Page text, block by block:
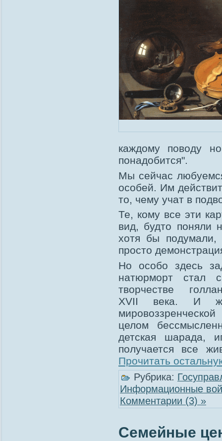
каждому поводу
понадобится".
Мы сейчас
особей. Им
то, чему учат в
Те, кому все эти
вид, будто поняли
хотя бы подумали,
просто
Но особо здесь
натюрморт стал
творчестве
XVII века. И
целом
детская шарада,
получается все
Прочитать
Рубрика:
Информационные
Комментарии (3) »
Семейные